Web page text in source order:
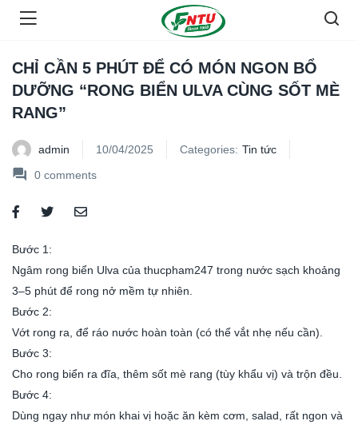
CHỈ CẦN 5 PHÚT ĐỂ CÓ MÓN NGON BỔ
DƯỠNG “RONG BIỂN ULVA CÙNG SỐT MÈ
RANG”
admin 10/04/2025 Categories: Tin tức
0 comments
Bước 1:
Ngâm rong biển Ulva của thucpham247 trong nước sạch khoảng
3–5 phút để rong nở mềm tự nhiên.
Bước 2:
Vớt rong ra, để ráo nước hoàn toàn (có thể vắt nhẹ nếu cần).
Bước 3:
Cho rong biển ra đĩa, thêm sốt mè rang (tùy khẩu vị) và trộn đều.
Bước 4:
Dùng ngay như món khai vị hoặc ăn kèm cơm, salad, rất ngon và